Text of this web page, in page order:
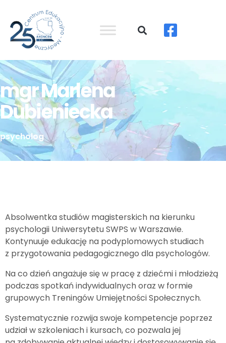
mgr Marlena
Dubieniecka
psycholog
Absolwentka studiów magisterskich na kierunku
psychologii Uniwersytetu SWPS w Warszawie.
Kontynuuje edukację na podyplomowych studiach
z przygotowania pedagogicznego dla psychologów.
Na co dzień angażuje się w pracę z dziećmi i młodzieżą
podczas spotkań indywidualnych oraz w formie
grupowych Treningów Umiejętności Społecznych.
Systematycznie rozwija swoje kompetencje poprzez
udział w szkoleniach i kursach, co pozwala jej